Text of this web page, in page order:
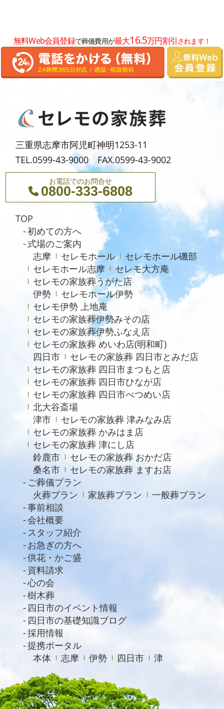
2024年5月
2024年3月
2024年2月
2023年12月
無料Web会員登録で葬儀費用が最大16.5万円割引されます！
三重県志摩市阿児町神明1253-11
TEL.0599-43-9000 FAX.0599-43-9002
お電話でのお問合せ
0800-333-6808
TOP
初めての方へ
式場のご案内
志摩
セレモホール
セレモホール磯部
セレモホール志摩
セレモ大方庵
セレモの家族葬うがた店
伊勢
セレモホール伊勢
セレモ伊勢 上地庵
セレモの家族葬伊勢みその店
セレモの家族葬伊勢ふなえ店
セレモの家族葬 めいわ店(明和町)
四日市
セレモの家族葬 四日市とみだ店
セレモの家族葬 四日市まつもと店
セレモの家族葬 四日市ひなが店
セレモの家族葬 四日市べつめい店
北大谷斎場
津市
セレモの家族葬 津みなみ店
セレモの家族葬 かみはま店
セレモの家族葬 津にし店
鈴鹿市
セレモの家族葬 おかだ店
桑名市
セレモの家族葬 ますお店
ご葬儀プラン
火葬プラン
家族葬プラン
一般葬プラン
事前相談
会社概要
スタッフ紹介
お急ぎの方へ
供花・かご盛
資料請求
心の会
樹木葬
四日市のイベント情報
四日市の基礎知識ブログ
採用情報
提携ポータル
本体
志摩 伊勢 四日市 津